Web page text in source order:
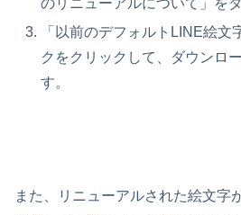
のリニューアルについて」を
「以前のデフォルトLINE絵文
クをクリックして、ダウンロ
す。
また、リニューアルされた絵文字